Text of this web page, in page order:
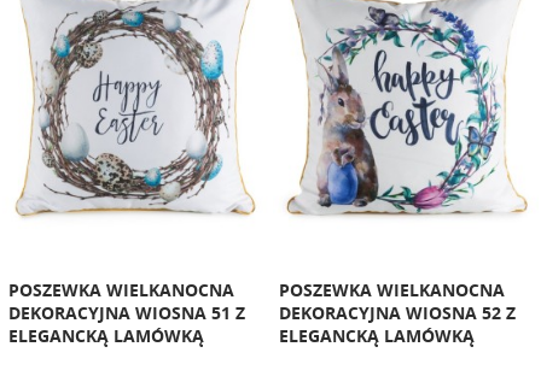
POSZEWKA WIELKANOCNA
DEKORACYJNA WIOSNA 51 Z
ELEGANCKĄ LAMÓWKĄ
POSZEWKA WIELKANOCNA
DEKORACYJNA WIOSNA 52 Z
ELEGANCKĄ LAMÓWKĄ